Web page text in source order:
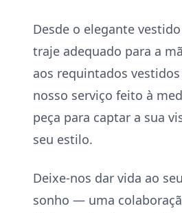
Desde o elegante
traje adequado para a
aos requintados
nosso serviço feito à
peça para captar a sua
seu estilo.
Deixe-nos dar vida ao
sonho — uma